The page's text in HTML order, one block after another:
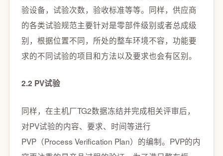
验设备，试验次数，验收标准等等。同样，供应商
的各类试验规范主要针对是零部件级别或者总成级
别，根据位置不同，所处的整车环境不容，功能要
求的不同试验的项目和方法以及要求也会有区别。
2.2 PV试验
同样，在主机厂TG2数据冻结并完成相关评审后，
对PV试验的内容、要求、时间等进行
PVP（Process Verification Plan）的编制。PVP的内